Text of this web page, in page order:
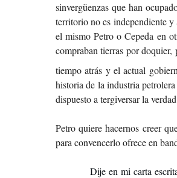
sinvergüenzas que han
territorio no es independiente
el mismo Petro o Cepedaen
compraban tierras por
tiempo atrás y el actual
historia de la industria
dispuesto a tergiversar la
Petro quiere hacernos creer
para convencerlo ofrece en
Dije en mi carta